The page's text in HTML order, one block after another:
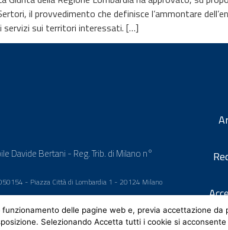
il provvedimento che definisce l’ammontare
servizi sui territori interessati. […]
Davide Bertani - Reg. Trib. di Milano n°
- Piazza Città di Lombardia 1 - 20124 Milano
delle pagine web e, previa accettazione da
Selezionando Accetta tutti i cookie si